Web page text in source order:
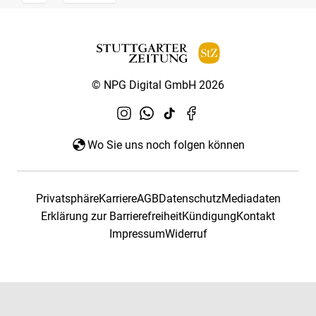
© NPG Digital GmbH 2026
Wo Sie uns noch folgen können
PrivatsphäreKarriereAGBDatenschutzMediadaten
Erklärung zur BarrierefreiheitKündigungKontakt
ImpressumWiderruf